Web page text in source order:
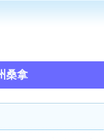
桑拿